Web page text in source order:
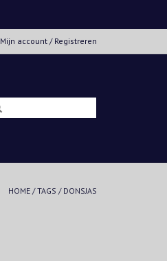
Mijn account / Registreren
HOME /TAGS / DONSJAS